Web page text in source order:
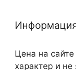
Казань
Самара
Цена на
характер и